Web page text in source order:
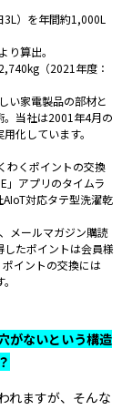
）を年間約1,000L
算出。
（2021年度：
い家電製品の部材と
。当社は2001年4月の
化しています。
わくポイントの交換
」アプリのタイムラ
対応タテ型洗濯乾
メールマガジン購読
たポイントは会員様
イントの交換には
がないという構造
れますが、そんな